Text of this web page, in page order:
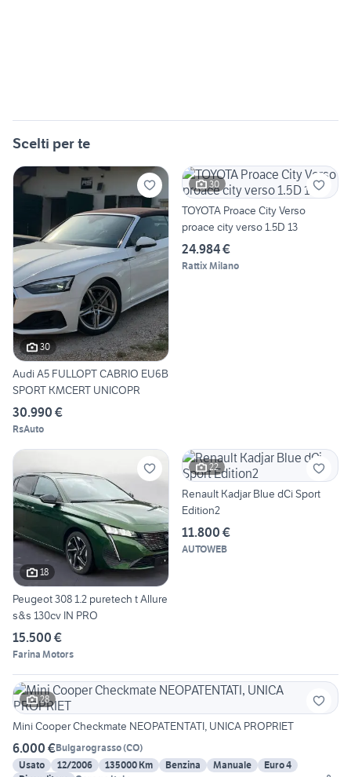
Scelti per te
30
Audi A5 FULLOPT CABRIO EU6B
SPORT KMCERT UNICOPR
30.990 €
RsAuto
30
TOYOTA Proace City Verso
proace city verso 1.5D 13
24.984 €
Rattix Milano
18
Peugeot 308 1.2 puretech t Allure
s&s 130cv IN PRO
15.500 €
Farina Motors
22
Renault Kadjar Blue dCi Sport
Edition2
11.800 €
AUTOWEB
28
Mini Cooper Checkmate NEOPATENTATI, UNICA PROPRIET
6.000 €Bulgarograsso(CO)
Usato
12/2006 135000 Km Benzina Manuale
Euro 4